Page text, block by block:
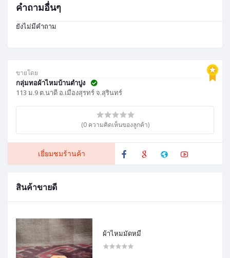
ขายโดย
กลุ่มทอผ้าไหมบ้านตำปูง
113 ม.9 ต.นาดี อ.เมืองสุรทร์ จ.สุรินทร์
(0 ความคิดเห็นของลูกค้า)
เยี่ยมชมร้านค้า
สินค้าขายดี
ผ้าไหมมัดหมี่
คำถามอื่นๆ
ยังไม่มีคำถาม